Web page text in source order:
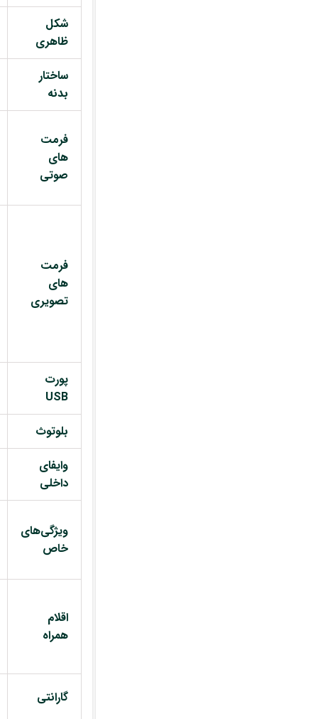
شکل
ظاهری
ساختار
بدنه
فرمت
های
صوتی
فرمت
های
تصویری
پورت
USB
بلوتوث
وایفای
داخلی
ویژگی‌های
خاص
اقلام
همراه
گارانتی